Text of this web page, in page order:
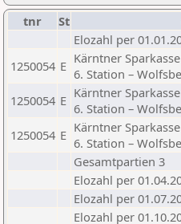
tnr St
Elozahl per
1250054 E Kärntner
6. Station –
1250054 E Kärntner
6. Station –
1250054 E Kärntner
6. Station –
Gesamtpartien 3
Elozahl per
Elozahl per
Elozahl per